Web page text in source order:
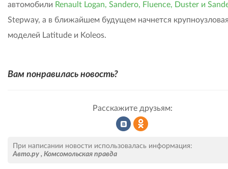
автомобили Renault Logan, Sandero, Fluence, Duster и
Stepway, а в ближайшем будущем начнется
моделей Latitude и Koleos.
Вам понравилась новость?
Расскажите друзьям:
При написании новости использовалась информация:
Авто.ру , Комсомольская правда